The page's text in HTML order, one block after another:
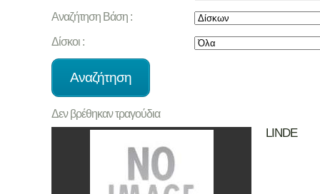
Αναζήτηση Βάση :
Δίσκοι :
Δεν βρέθηκαν τραγούδια
LINDE